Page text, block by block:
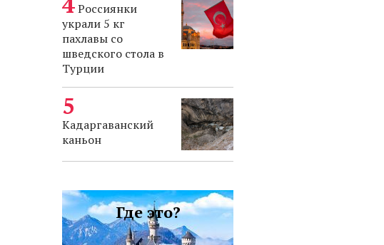
Россиянки
украли 5 кг
пахлавы со
шведского стола в
Турции
Кадаргаванский
каньон
Где это?